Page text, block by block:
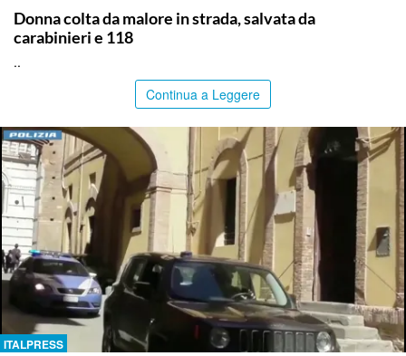
Donna colta da malore in strada, salvata da
carabinieri e 118
..
Continua a Leggere
ITALPRESS